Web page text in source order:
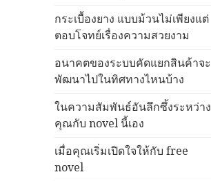
กระเบื้องยาง แบบม้วนไม่เพียงแต่
ตอบโจทย์เรื่องความสวยงาม
อนาคตของระบบคัดแยกสินค้าจะ
พัฒนาไปในทิศทางไหนบ้าง
ในความสัมพันธ์อันลึกซึ้งระหว่าง
คุณกับ novel นี้เอง
เมื่อคุณเริ่มเปิดใจให้กับ free
novel